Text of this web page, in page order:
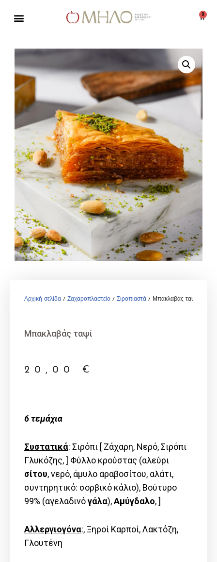
περιεχόμενο
0
Αρχική σελίδα / Ζαχαροπλαστείο / Σιροπιαστά / Μπακλαβάς ταψί
Μπακλαβάς ταψί
20,00 €
6 τεμάχια
Συστατικά: Σιρόπι [ Ζάχαρη, Νερό, Σιρόπι
Γλυκόζης, ] Φύλλο κρούστας (αλεύρι
σίτου, νερό, άμυλο αραβοσίτου, αλάτι,
συντηρητικό: σορβικό κάλιο), Βούτυρο
99% (αγελαδινόγάλα),Αμύγδαλο, ]
Αλλεργιογόνα:, Ξηροί Καρποί, Λακτόζη,
Γλουτένη